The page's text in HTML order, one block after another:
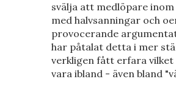
svälja att medlöpare
med halvsanningar och
provocerande
har påtalat detta i mer
verkligen fått erfara
vara ibland - även bland